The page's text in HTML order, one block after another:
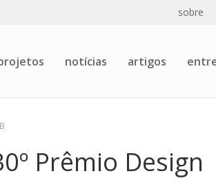
sobre
notícias artigos
Prêmio Design